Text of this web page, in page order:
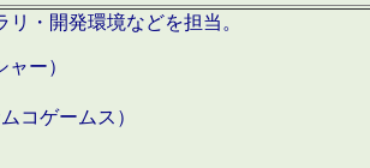
・開発環境などを担当。
ー）
コゲームス）